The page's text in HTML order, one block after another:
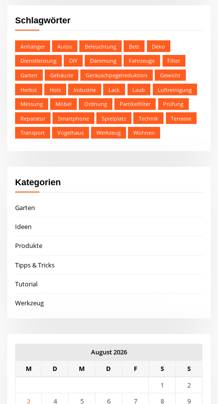
Schlagwörter
Anhänger Autos Beleuchtung Bett
Deko
Dienstleistung
DIY Dämmung Fahrzeuge
Filter
Garten
Gebäude Geräuschpegelreduktion
Gewicht
Herbst
Holz Industrie Lack Laub
Luftreinigung
Messung
Möbel Ordnung Partikelfilter
Prüfung
Reparatur
Smartphone Spielplatz Technik
Terrasse
Transport
Vogelhaus Werkzeug Wohnen
Kategorien
Garten
Ideen
Produkte
Tipps & Tricks
Tutorial
Werkzeug
August 2026
M
D M D F S
S
1
2
3
4 5 6 7 8
9